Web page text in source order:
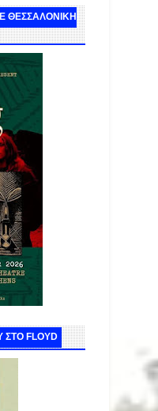
ΘΕΣΣΑΛΟΝΙΚΗ
ΣΤΟ FLOYD